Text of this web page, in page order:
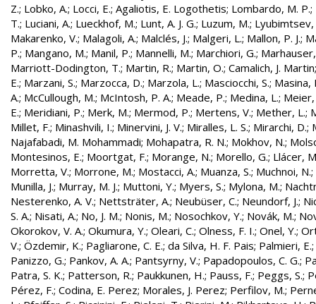
Z.; Lobko, A.; Locci, E.; Agaliotis, E. Logothetis; Lombardo, M. P.;
T.; Luciani, A.; Lueckhof, M.; Lunt, A. J. G.; Luzum, M.; Lyubimtsev,
Makarenko, V.; Malagoli, A.; Malclés, J.; Malgeri, L.; Mallon, P. J.;
P.; Mangano, M.; Manil, P.; Mannelli, M.; Marchiori, G.;
Marriott-Dodington, T.; Martin, R.; Martin, O.; Camalich, J. Martin
E.; Marzani, S.; Marzocca, D.; Marzola, L.; Masciocchi, S.; Masina,
A.; McCullough, M.; McIntosh, P. A.; Meade, P.; Medina, L.; Meier,
E.; Meridiani, P.; Merk, M.; Mermod, P.; Mertens, V.; Mether, L.;
Millet, F.; Minashvili, I.; Minervini, J. V.; Miralles, L. S.; Mirarchi, D.;
Najafabadi, M. Mohammadi; Mohapatra, R. N.; Mokhov, N.;
Montesinos, E.; Moortgat, F.; Morange, N.; Morello, G.; Llácer,
Morretta, V.; Morrone, M.; Mostacci, A.; Muanza, S.; Muchnoi, N.;
Munilla, J.; Murray, M. J.; Muttoni, Y.; Myers, S.; Mylona, M.;
Nesterenko, A. V.; Nettsträter, A.; Neubüser, C.; Neundorf, J.;
S. A.; Nisati, A.; No, J. M.; Nonis, M.; Nosochkov, Y.; Novák, M.;
Okorokov, V. A.; Okumura, Y.; Oleari, C.; Olness, F. I.; Onel, Y.;
V.; Özdemir, K.; Pagliarone, C. E.; da Silva, H. F. Pais; Palmieri, E.;
Panizzo, G.; Pankov, A. A.; Pantsyrny, V.; Papadopoulos, C. G.;
Patra, S. K.; Patterson, R.; Paukkunen, H.; Pauss, F.; Peggs, S.;
Pérez, F.; Codina, E. Perez; Morales, J. Perez; Perfilov, M.;